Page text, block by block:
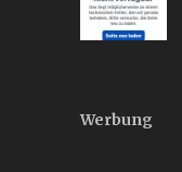
Werbung